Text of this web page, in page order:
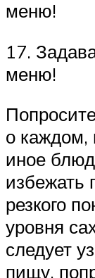
меню!
17.
меню!
о каждом,
иное
избежать
резкого
уровня
следует
пищу,